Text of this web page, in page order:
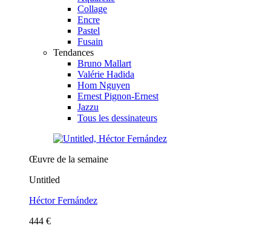
Collage
Encre
Pastel
Fusain
Tendances
Bruno Mallart
Valérie Hadida
Hom Nguyen
Ernest Pignon-Ernest
Jazzu
Tous les dessinateurs
Œuvre de la semaine
Untitled
Héctor Fernández
444 €